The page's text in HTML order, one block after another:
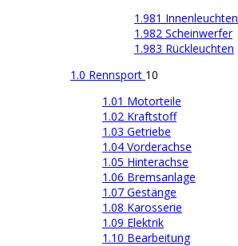
1.981 Innenleuchten
1.982 Scheinwerfer
1.983 Rückleuchten
1.0 Rennsport 10
1.01 Motorteile
1.02 Kraftstoff
1.03 Getriebe
1.04 Vorderachse
1.05 Hinterachse
1.06 Bremsanlage
1.07 Gestänge
1.08 Karosserie
1.09 Elektrik
1.10 Bearbeitung